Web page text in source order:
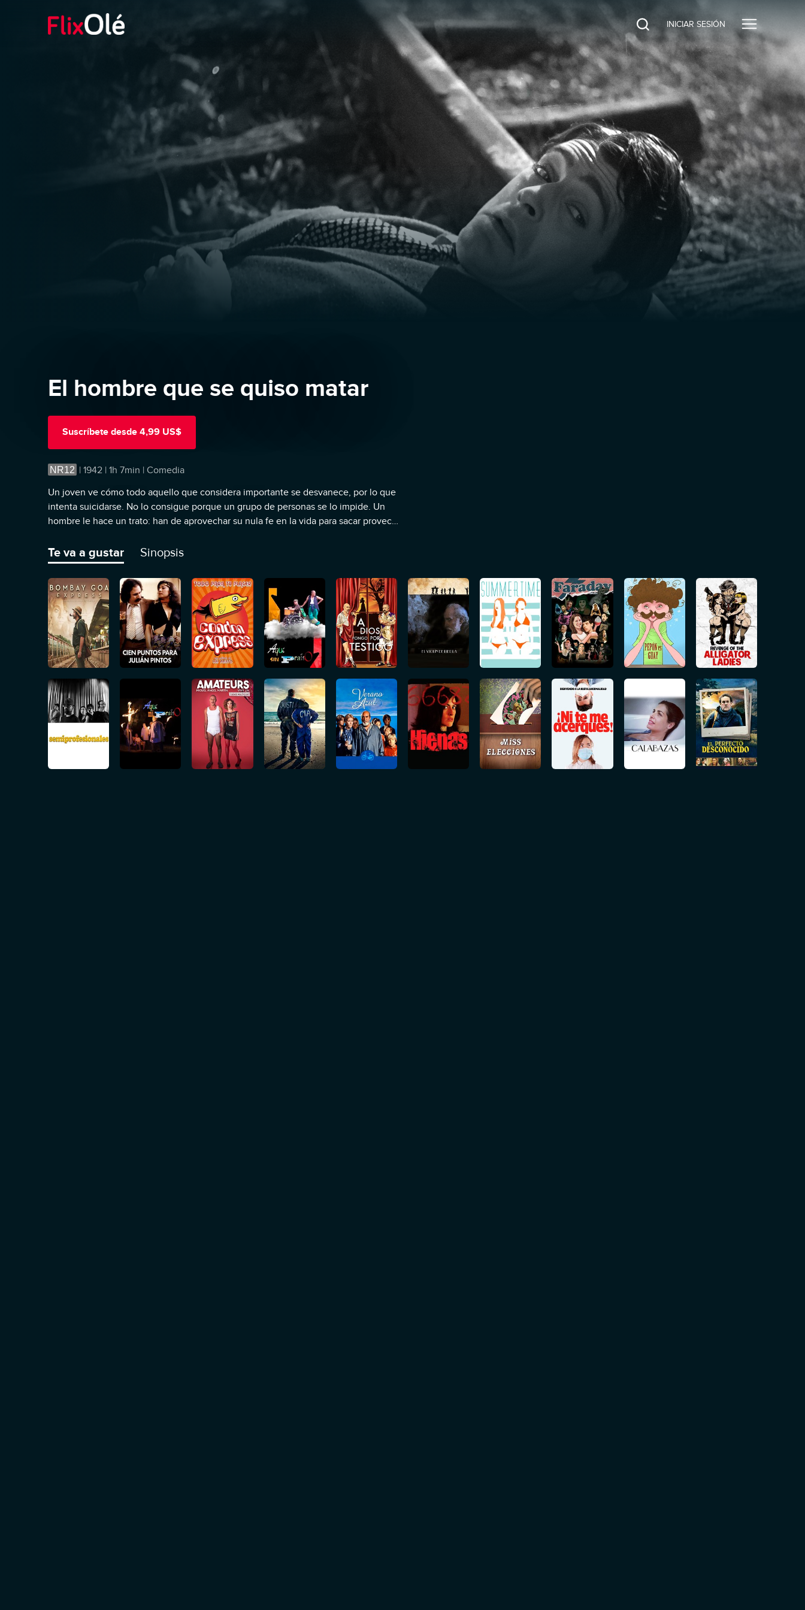
INICIAR SESIÓN
El hombre que se quiso matar
Suscríbete desde 4,99 US$
NR12 | 1942 | 1h 7min | Comedia
Un joven ve cómo todo aquello que considera importante se desvanece, por lo que
intenta suicidarse. No lo consigue porque un grupo de personas se lo impide. Un
hombre le hace un trato: han de aprovechar su nula fe en la vida para sacar provecho
Te va a gustar Sinopsis